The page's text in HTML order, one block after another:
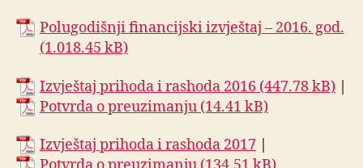
Polugodišnji financijski izvještaj – 2016. god.
Izvještaj prihoda i rashoda 2016
|
Potvrda o preuzimanju
Izvještaj prihoda i rashoda 2017|